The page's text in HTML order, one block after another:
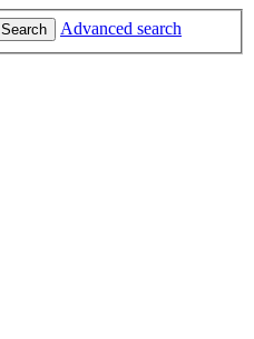
Search Advanced search